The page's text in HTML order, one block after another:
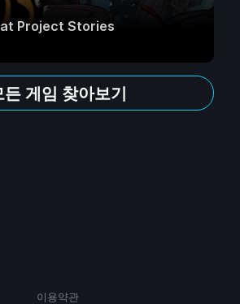
Project Stories
든 게임 찾아보기
이용약관